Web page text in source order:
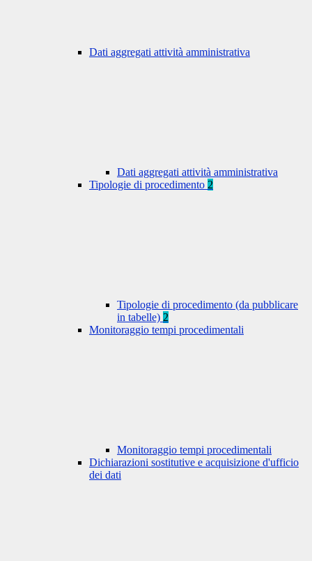
Dati aggregati attività amministrativa
Dati aggregati attività amministrativa
Tipologie di procedimento 2
Tipologie di procedimento (da pubblicare
in tabelle) 2
Monitoraggio tempi procedimentali
Monitoraggio tempi procedimentali
Dichiarazioni sostitutive e acquisizione d'ufficio
dei dati